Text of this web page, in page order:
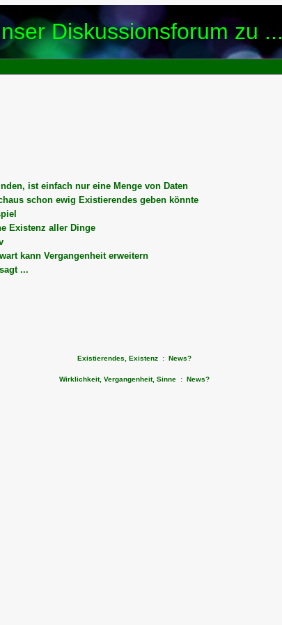
Diskussionsforum zu ...
ist einfach nur eine Menge von Daten
schon ewig Existierendes geben könnte
Existenz aller Dinge
kann Vergangenheit erweitern
...
Existierendes, Existenz : News?
Wirklichkeit, Vergangenheit, Sinne : News?